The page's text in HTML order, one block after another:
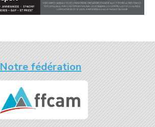
Notre fédération